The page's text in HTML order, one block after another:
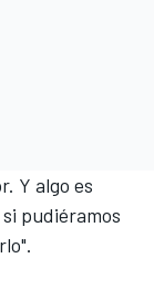
Y algo es
pudiéramos